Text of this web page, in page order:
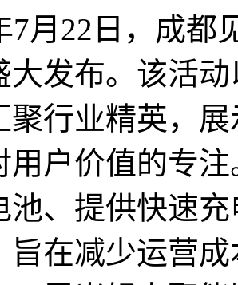
7月22日，成都
大发布。该活
聚行业精英，
用户价值的专
池、提供快速
旨在减少运营